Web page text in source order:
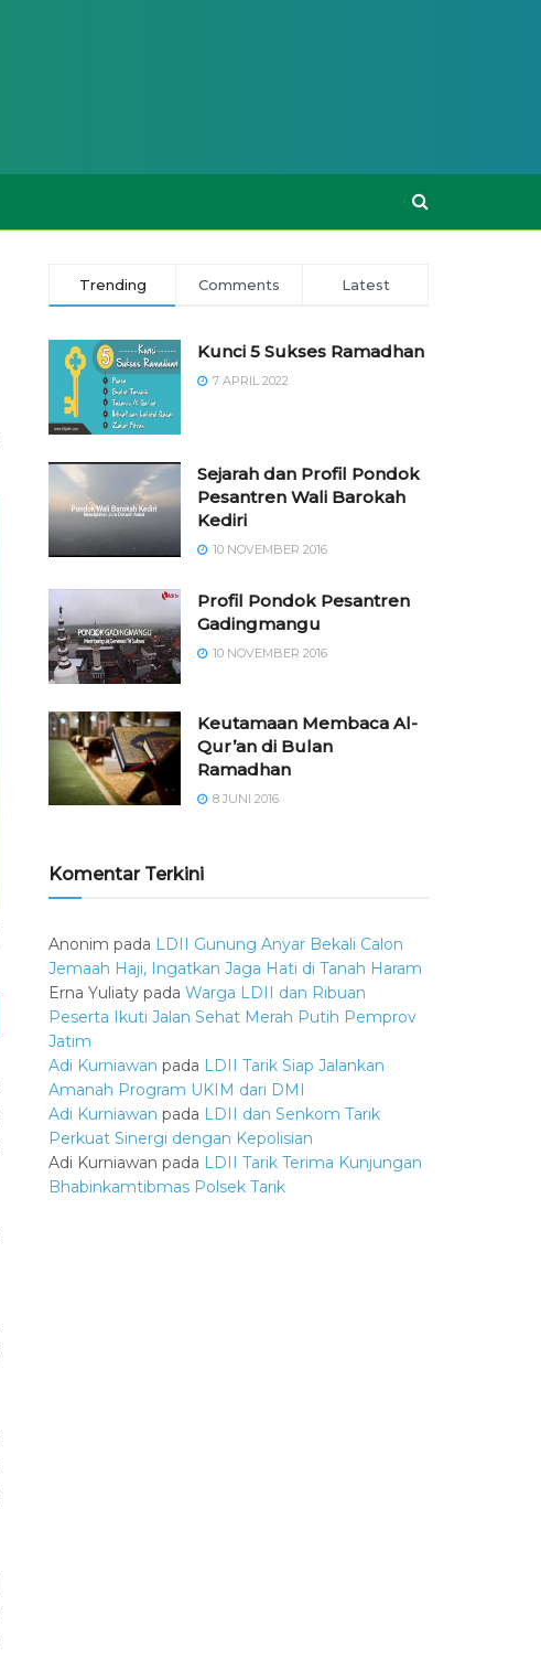
Trending Comments Latest
Kunci 5 Sukses Ramadhan
7 APRIL 2022
Sejarah dan Profil Pondok
Pesantren Wali Barokah
Kediri
10 NOVEMBER 2016
⁠⁠⁠Profil Pondok Pesantren
Gadingmangu
10 NOVEMBER 2016
Keutamaan Membaca Al-
Qur’an di Bulan
Ramadhan
8 JUNI 2016
Komentar Terkini
Anonim pada LDII Gunung Anyar Bekali Calon
Jemaah Haji, Ingatkan Jaga Hati di Tanah Haram
Erna Yuliaty pada Warga LDII dan Ribuan
Peserta Ikuti Jalan Sehat Merah Putih Pemprov
Jatim
Adi Kurniawan pada LDII Tarik Siap Jalankan
Amanah Program UKIM dari DMI
Adi Kurniawan pada LDII dan Senkom Tarik
Perkuat Sinergi dengan Kepolisian
Adi Kurniawan pada LDII Tarik Terima Kunjungan
Bhabinkamtibmas Polsek Tarik